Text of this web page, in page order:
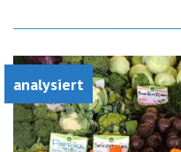
analysiert